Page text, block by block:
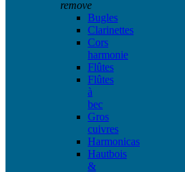
remove
Bugles
Clarinettes
Cors
harmonie
Flûtes
Flûtes
à
bec
Gros
cuivres
Harmonicas
Hautbois
&